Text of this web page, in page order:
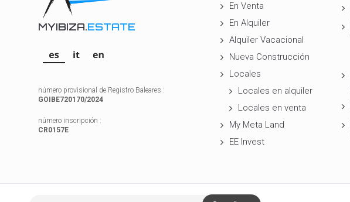
MYIBIZA.ESTATE
número provisional de Registro Baleares :
GOIBE720170/2024
número inscripción :
CR0157E
En Venta
En Alquiler
Alquiler Vacacional
Nueva Construcción
Locales
Locales en alquiler
Locales en venta
My Meta Land
EE Invest